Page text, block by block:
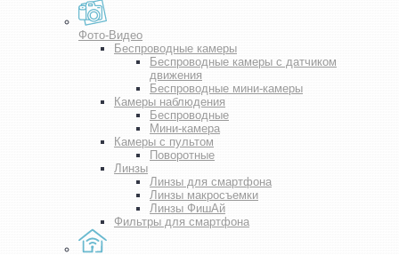
Фото-Видео
Беспроводные камеры
Беспроводные камеры с датчиком
движения
Беспроводные мини-камеры
Камеры наблюдения
Беспроводные
Мини-камера
Камеры с пультом
Поворотные
Линзы
Линзы для смартфона
Линзы макросъемки
Линзы ФишАй
Фильтры для смартфона